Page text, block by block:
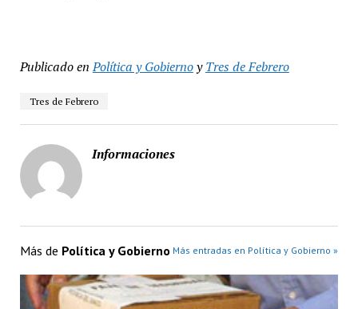
Publicado en Política y GobiernoyTres de Febrero
Tres de Febrero
Informaciones
Más de Política y Gobierno Más entradas en Política y Gobierno »